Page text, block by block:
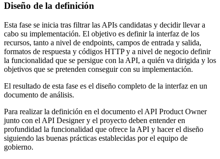
Diseño de la definición
Esta fase se inicia tras filtrar las APIs candidatas y decidir llevar a
cabo su implementación. El objetivo es definir la interfaz de los
recursos, tanto a nivel de endpoints, campos de entrada y salida,
formatos de respuesta y códigos HTTP y a nivel de negocio definir
la funcionalidad que se persigue con la API, a quién va dirigida y los
objetivos que se pretenden conseguir con su implementación.
El resultado de esta fase es el diseño completo de la interfaz en un
documento de análisis.
Para realizar la definición en el documento el API Product Owner
junto con el API Designer y el proyecto deben entender en
profundidad la funcionalidad que ofrece la API y hacer el diseño
siguiendo las buenas prácticas establecidas por el equipo de
gobierno.